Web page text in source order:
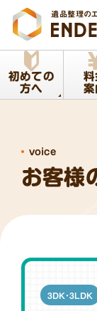
遺品整理のエ
初めての
方へ
料
案
お客様
voice
3DK・3LDK